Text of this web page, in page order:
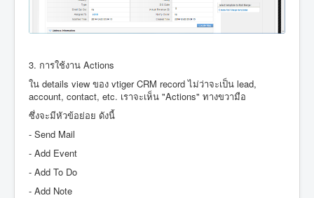
3. การใช้งาน Actions
ใน details view ของ vtiger CRM record ไม่ว่าจะเป็น lead,
account, contact, etc. เราจะเห็น "Actions" ทางขวามือ
ซึ่งจะมีหัวข้อย่อย ดังนี้
- Send Mail
- Add Event
- Add To Do
- Add Note